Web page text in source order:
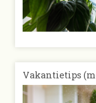
Vakantietips